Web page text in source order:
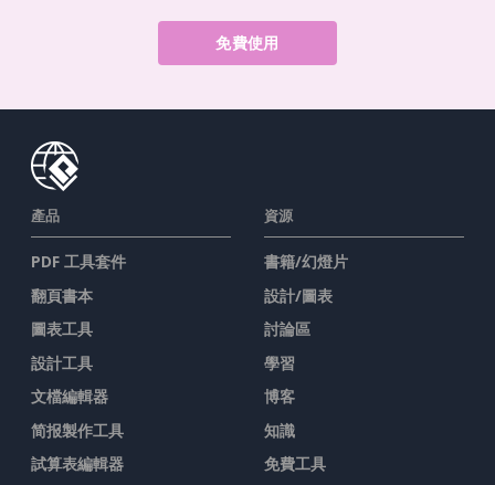
免費使用
產品
PDF 工具套件
翻頁書本
圖表工具
設計工具
文檔編輯器
简报製作工具
試算表編輯器
資源
書籍/幻燈片
設計/圖表
討論區
學習
博客
知識
免費工具